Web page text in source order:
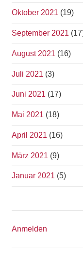
Oktober 2021 (19)
September 2021
August 2021 (16)
Juli 2021 (3)
Juni 2021 (17)
Mai 2021 (18)
April 2021 (16)
März 2021 (9)
Januar 2021 (5)
Anmelden